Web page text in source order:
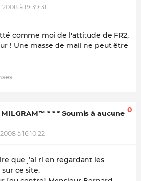
à 19:39:31
comme moi de l'attitude de FR2,
! Une masse de mail ne peut être
* * * Soumis à aucune
à 16:10:22
0
que j’ai ri en regardant les
ce site.